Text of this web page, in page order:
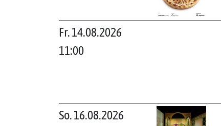
Fr. 14.08.2026
11:00
So. 16.08.2026